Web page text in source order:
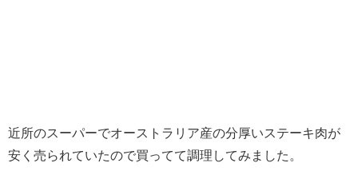
近所のスーパーでオーストラリア産の分厚いステーキ肉が
安く売られていたので買ってて調理してみました。